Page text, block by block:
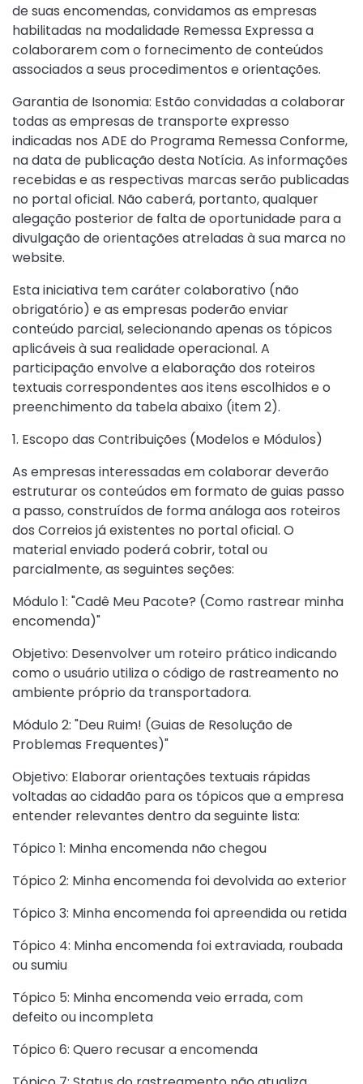
de suas encomendas, convidamos as empresas
habilitadas na modalidade Remessa Expressa a
colaborarem com o fornecimento de conteúdos
associados a seus procedimentos e orientações.
Garantia de Isonomia: Estão convidadas a colaborar
todas as empresas de transporte expresso
indicadas nos ADE do Programa Remessa Conforme,
na data de publicação desta Notícia. As informações
recebidas e as respectivas marcas serão publicadas
no portal oficial. Não caberá, portanto, qualquer
alegação posterior de falta de oportunidade para a
divulgação de orientações atreladas à sua marca no
website.
Esta iniciativa tem caráter colaborativo (não
obrigatório) e as empresas poderão enviar
conteúdo parcial, selecionando apenas os tópicos
aplicáveis à sua realidade operacional. A
participação envolve a elaboração dos roteiros
textuais correspondentes aos itens escolhidos e o
preenchimento da tabela abaixo (item 2).
1. Escopo das Contribuições (Modelos e Módulos)
As empresas interessadas em colaborar deverão
estruturar os conteúdos em formato de guias passo
a passo, construídos de forma análoga aos roteiros
dos Correios já existentes no portal oficial. O
material enviado poderá cobrir, total ou
parcialmente, as seguintes seções:
Módulo 1: "Cadê Meu Pacote? (Como rastrear minha
encomenda)"
Objetivo: Desenvolver um roteiro prático indicando
como o usuário utiliza o código de rastreamento no
ambiente próprio da transportadora.
Módulo 2: "Deu Ruim! (Guias de Resolução de
Problemas Frequentes)"
Objetivo: Elaborar orientações textuais rápidas
voltadas ao cidadão para os tópicos que a empresa
entender relevantes dentro da seguinte lista:
Tópico 1: Minha encomenda não chegou
Tópico 2: Minha encomenda foi devolvida ao exterior
Tópico 3: Minha encomenda foi apreendida ou retida
Tópico 4: Minha encomenda foi extraviada, roubada
ou sumiu
Tópico 5: Minha encomenda veio errada, com
defeito ou incompleta
Tópico 6: Quero recusar a encomenda